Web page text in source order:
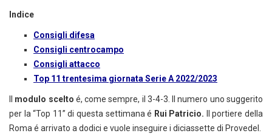
Indice
Consigli difesa
Consigli centrocampo
Consigli attacco
Top 11 trentesima giornata Serie A 2022/2023
modulo scelto é, come sempre, il 3-4-3. Il numero uno suggerito
per la “Top 11” di questa settimana é Rui Patricio.
Il portiere della
Roma é arrivato a dodici e vuole inseguire i diciassette di Provedel.